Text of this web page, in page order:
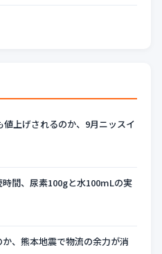
上げされるのか、9月ニッスイ
間、尿素100gと水100mLの実
、熊本地震で物流の余力が消